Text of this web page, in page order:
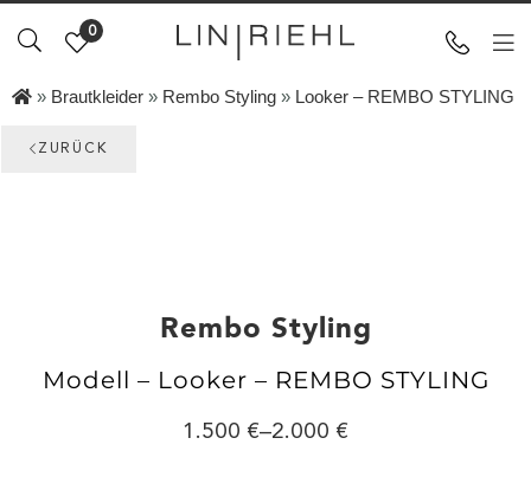
0
» Brautkleider » Rembo Styling » Looker – REMBO STYLING
ZURÜCK
Rembo Styling
Modell – Looker – REMBO STYLING
1.500 –2.000